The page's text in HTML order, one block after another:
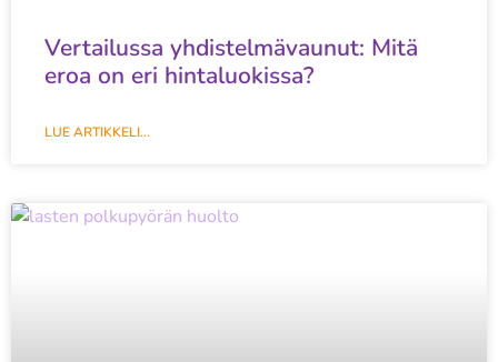
Vertailussa yhdistelmävaunut: Mitä
eroa on eri hintaluokissa?
LUE ARTIKKELI...